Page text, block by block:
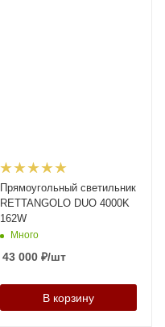
Прямоугольный светильник
RETTANGOLO DUО 4000K
162W
Много
43 000₽/шт
В корзину